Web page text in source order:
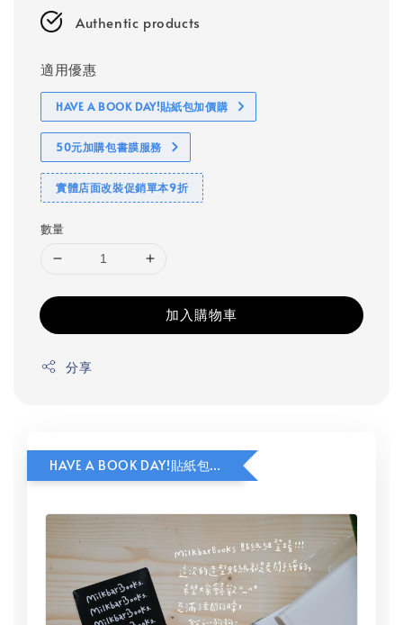
Authentic products
適用優惠
HAVE A BOOK DAY!貼紙包加價購
50元加購包書膜服務
實體店面改裝促銷單本9折
數量
加入購物車
分享
HAVE A BOOK DAY!貼紙包加價購